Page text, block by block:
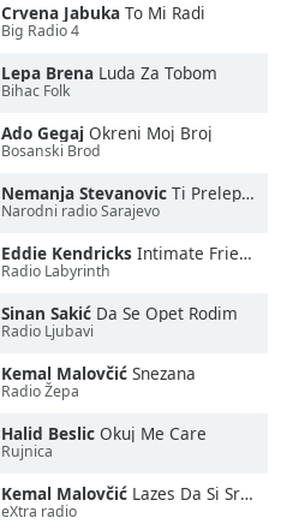
Crvena Jabuka To Mi Radi
Big Radio 4
Lepa Brena Luda Za Tobom
Bihac Folk
Ado Gegaj Okreni Moj Broj
Bosanski Brod
Nemanja Stevanovic Ti Prelepa Zeno
Narodni radio Sarajevo
Eddie Kendricks Intimate Friends
Radio Labyrinth
Sinan Sakić Da Se Opet Rodim
Radio Ljubavi
Kemal Malovčić Snezana
Radio Žepa
Halid Beslic Okuj Me Care
Rujnica
Kemal Malovčić Lazes Da Si Srecna
eXtra radio